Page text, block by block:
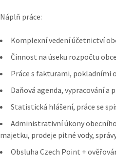
Náplň práce:
Komplexní vedení účetnictví
Činnost na úseku rozpočtu obce
Práce s fakturami, pokladními
Daňová agenda, vypracování a
Statistická hlášení, práce se
Administrativní úkony
majetku, prodeje pitné vody,
Obsluha Czech Point +